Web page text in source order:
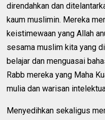
direndahkan dan
kaum muslimin. Mereka
keistimewaan yang Allah
sesama muslim kita yang
belajar dan menguasai
Rabb mereka yang Maha
mulia dan warisan
Menyedihkan sekaligus